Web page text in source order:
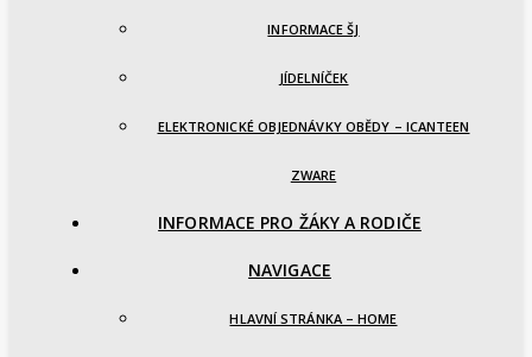
INFORMACE ŠJ
JÍDELNÍČEK
ELEKTRONICKÉ OBJEDNÁVKY OBĚDY – ICANTEEN
ZWARE
INFORMACE PRO ŽÁKY A RODIČE
NAVIGACE
HLAVNÍ STRÁNKA – HOME